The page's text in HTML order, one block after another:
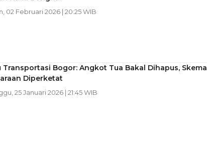
02 Februari 2026 | 20:25 WIB
Transportasi Bogor: Angkot Tua Bakal Dihapus, Skema
Diperketat
25 Januari 2026 | 21:45 WIB